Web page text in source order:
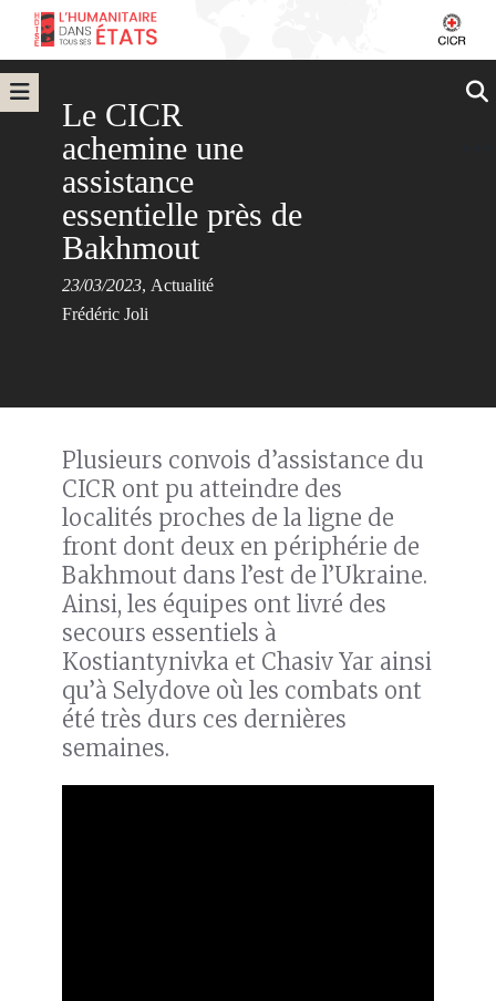
Le CICR
achemine une
assistance
essentielle près de
Bakhmout
23/03/2023, Actualité
Frédéric Joli
Plusieurs convois d’assistance du
CICR ont pu atteindre des
localités proches de la ligne de
front dont deux en périphérie de
Bakhmout dans l’est de l’Ukraine.
Ainsi, les équipes ont livré des
secours essentiels à
Kostiantynivka et Chasiv Yar ainsi
qu’à Selydove où les combats ont
été très durs ces dernières
semaines.